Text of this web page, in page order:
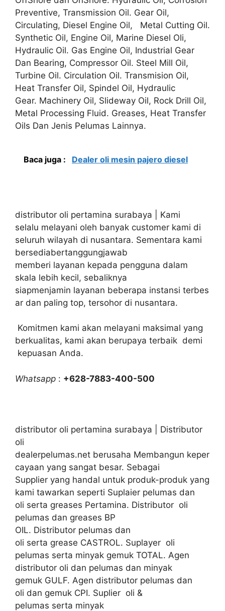
Preventive, Transmission Oil. Gear Oil,
Circulating, Diesel Engine Oil, Metal Cutting Oil.
Synthetic Oil, Engine Oil, Marine Diesel Oli,
Hydraulic Oil. Gas Engine Oil, Industrial Gear
Dan Bearing, Compressor Oil. Steel Mill Oil,
Turbine Oil. Circulation Oil. Transmision Oil,
Heat Transfer Oil, Spindel Oil, Hydraulic
Gear. Machinery Oil, Slideway Oil, Rock Drill Oil,
Metal Processing Fluid. Greases, Heat Transfer
Oils Dan Jenis Pelumas Lainnya.
Baca juga : Dealer oli mesin pajero diesel
distributor oli pertamina surabaya | Kami
selalu melayani oleh banyak customer kami di
seluruh wilayah di nusantara. Sementara kami
bersediabertanggungjawab
memberi layanan kepada pengguna dalam
skala lebih kecil, sebaliknya
siapmenjamin layanan beberapa instansi terbes
ar dan paling top, tersohor di nusantara.
Komitmen kami akan melayani maksimal yang
berkualitas, kami akan berupaya terbaik demi
kepuasan Anda.
Whatsapp : +628-7883-400-500
distributor oli pertamina surabaya | Distributor
oli
dealerpelumas.net berusaha Membangun keper
cayaan yang sangat besar. Sebagai
Supplier yang handal untuk produk-produk yang
kami tawarkan seperti Suplaier pelumas dan
oli serta greases Pertamina. Distributor oli
pelumas dan greases BP
OIL. Distributor pelumas dan
oli serta grease CASTROL. Suplayer oli
pelumas serta minyak gemuk TOTAL. Agen
distributor oli dan pelumas dan minyak
gemuk GULF. Agen distributor pelumas dan
oli dan gemuk CPI. Suplier oli &
pelumas serta minyak